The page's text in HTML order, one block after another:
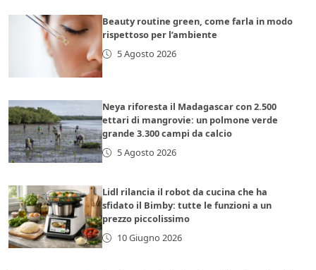
Beauty routine green, come farla in modo
rispettoso per l’ambiente
5 Agosto 2026
Neya riforesta il Madagascar con 2.500
ettari di mangrovie: un polmone verde
grande 3.300 campi da calcio
5 Agosto 2026
Lidl rilancia il robot da cucina che ha
sfidato il Bimby: tutte le funzioni a un
prezzo piccolissimo
10 Giugno 2026